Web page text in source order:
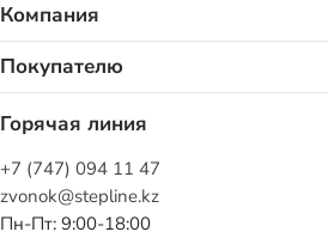
Компания
Покупателю
Горячая линия
+7 (747) 094 11 47
zvonok@stepline.kz
Пн-Пт: 9:00-18:00